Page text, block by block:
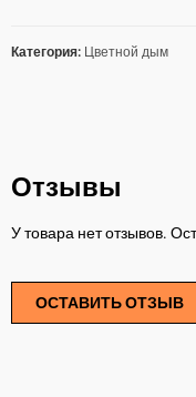
Категория: Цветной дым
Отзывы
У товара нет отзывов.
ОСТАВИТЬ ОТЗЫВ